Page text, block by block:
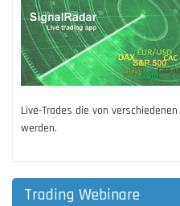
Live-Trades die von verschiedenen
werden.
Trading Webinare